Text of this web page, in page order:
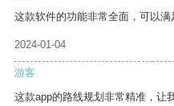
这款软件的功能非常全面，可以满
2024-01-04
游客
这款app的路线规划非常精准，让